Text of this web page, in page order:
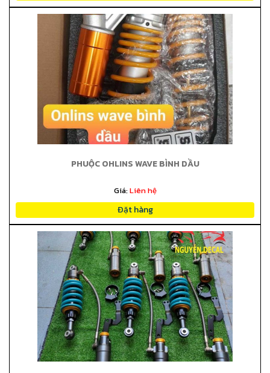
PHUỘC OHLINS WAVE BÌNH DẦU
Giá:Liên hệ
Đặt hàng